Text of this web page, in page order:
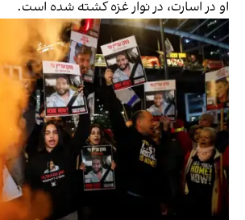
او در اسارت، در نوار غزه کشته شده است.